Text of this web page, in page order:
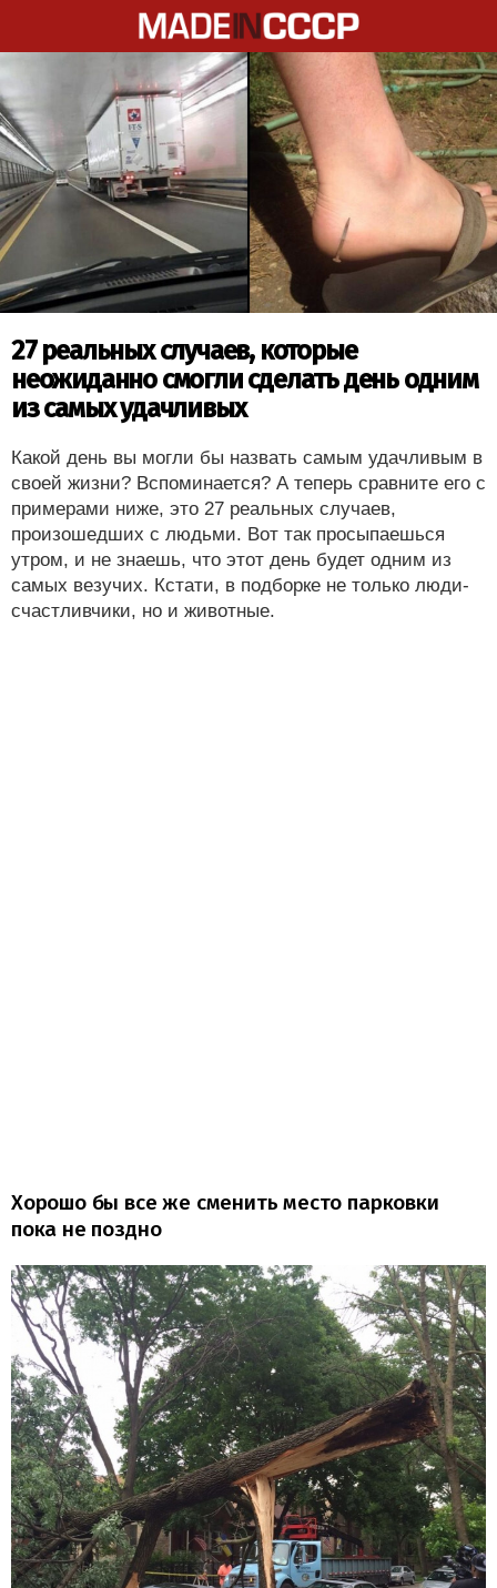
27 реальных случаев, которые
неожиданно смогли сделать день одним
из самых удачливых
Какой день вы могли бы назвать самым удачливым в
своей жизни? Вспоминается? А теперь сравните его с
примерами ниже, это 27 реальных случаев,
произошедших с людьми. Вот так просыпаешься
утром, и не знаешь, что этот день будет одним из
самых везучих. Кстати, в подборке не только люди-
счастливчики, но и животные.
Хорошо бы все же сменить место парковки
пока не поздно